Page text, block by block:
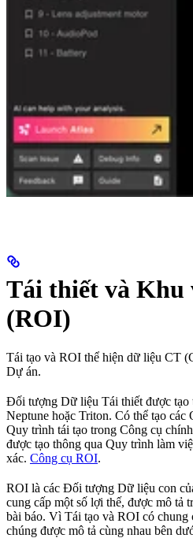
Tái thiết và Khu
(ROI)
Tái tạo và ROI thể hiện dữ liệu CT
Dự án.
Đối tượng Dữ liệu Tái thiết được tạo
Neptune hoặc Triton. Có thể tạo các
Quy trình tái tạo trong Công cụ
được tạo thông qua Quy trình làm
xác. Công cụ ROI.
ROI là các Đối tượng Dữ liệu con
cung cấp một số lợi thế, được mô tả
bài báo. Vì Tái tạo và ROI có chung
chúng được mô tả cùng nhau bên